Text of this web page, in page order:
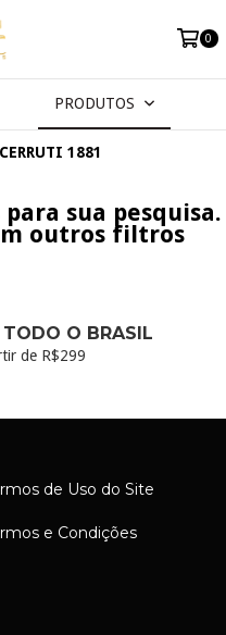
0
PRODUTOS
CERRUTI 1881
sua pesquisa.
outros filtros
TODO O BRASIL
de R$299
de Uso do Site
e Condições